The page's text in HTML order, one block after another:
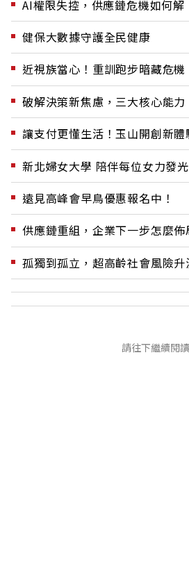
AI權限失控，供應鏈危機如何解
健保大數據守護全民健康
近視族當心！重訓跑步暗藏危機
破解決策新焦慮，三大核心能力
讓支付更懂生活！玉山開創新體
新北婦女大學 陪伴每位女力發光
遠見高峰會早鳥優惠報名中！
供應鏈重組，企業下一步怎麼佈
孤獨到孤立，超高齡社會風險升
請往下繼續閱讀